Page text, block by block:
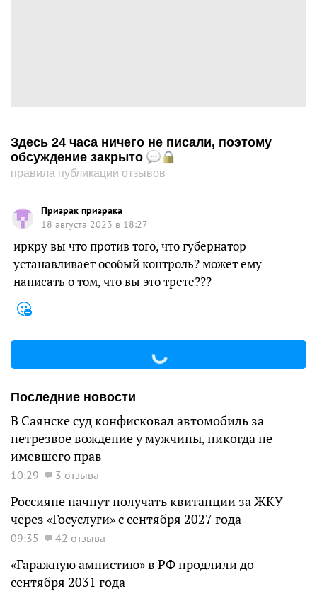
Здесь 24 часа ничего не писали, поэтому
обсуждение закрыто
правила публикации отзывов
Призрак призрака
18 августа 2023 в 18:27
иркру вы что против того, что губернатор
устанавливает особый контроль? может ему
написать о том, что вы это трете???
Последние новости
В Саянске суд конфисковал автомобиль за
нетрезвое вождение у мужчины, никогда не
имевшего прав
10:29 3 отзыва
Россияне начнут получать квитанции за ЖКУ
через «Госуслуги» с сентября 2027 года
09:35 42 отзыва
«Гаражную амнистию» в РФ продлили до
сентября 2031 года